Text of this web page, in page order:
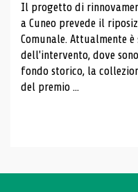
Il progetto di
a Cuneo prevede il
Comunale. Attualmente
dell'intervento, dove
fondo storico, la
del premio ...